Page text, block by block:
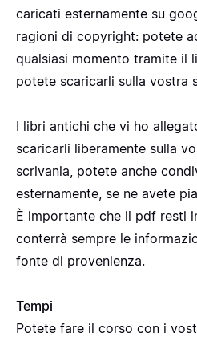
caricati esternamente su
ragioni di copyright: potete
qualsiasi momento tramite il
potete scaricarli sulla vostra
I libri antichi che vi ho
scaricarli liberamente sulla
scrivania, potete anche
esternamente, se ne avete
È importante che il pdf resti
conterrà sempre le
fonte di provenienza.
Tempi
Potete fare il corso con i